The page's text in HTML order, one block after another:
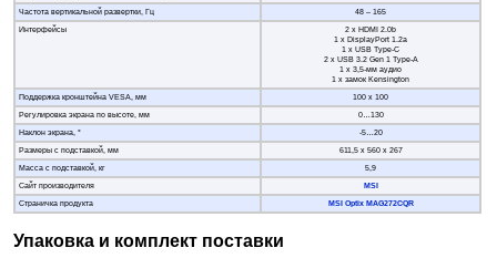
Частота вертикальной развертки, Гц
48 – 165
Интерфейсы
2 х HDMI 2.0b
1 x DisplayPort 1.2a
1 x USB Type-C
2 х USB 3.2 Gen 1 Type-A
1 x 3,5-мм аудио
1 х замок Kensington
Поддержка кронштейна VESA, мм
100 x 100
Регулировка экрана по высоте, мм
0…130
Наклон экрана, °
-5…20
Размеры с подставкой, мм
611,5 х 560 х 267
Масса с подставкой, кг
5,9
Сайт производителя
MSI
Страничка продукта
MSI Optix MAG272CQR
Упаковка и комплект поставки